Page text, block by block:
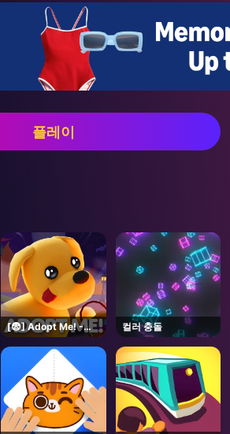
플레이
[😨] Adopt Me! -
Roblox
컬러 충돌